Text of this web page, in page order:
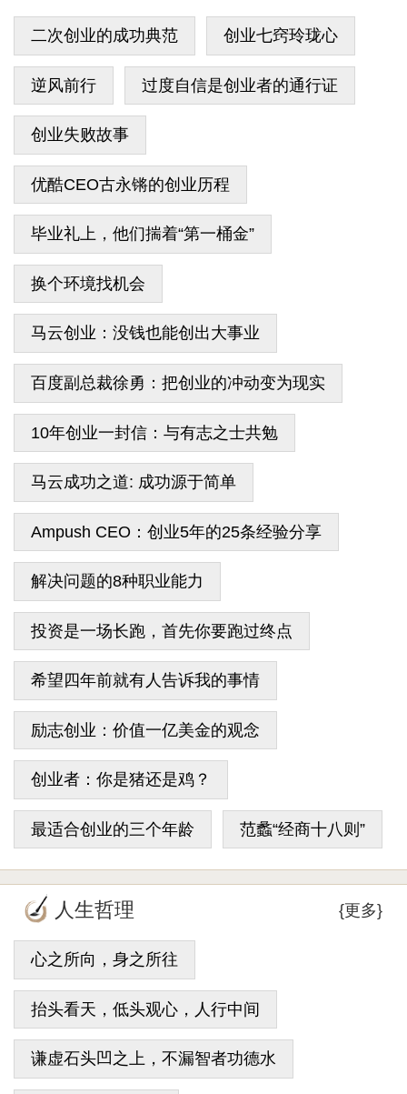
二次创业的成功典范 创业七窍玲珑心
逆风前行 过度自信是创业者的通行证
创业失败故事
优酷CEO古永锵的创业历程
毕业礼上，他们揣着“第一桶金”
换个环境找机会
马云创业：没钱也能创出大事业
百度副总裁徐勇：把创业的冲动变为现实
10年创业一封信：与有志之士共勉
马云成功之道: 成功源于简单
Ampush CEO：创业5年的25条经验分享
解决问题的8种职业能力
投资是一场长跑，首先你要跑过终点
希望四年前就有人告诉我的事情
励志创业：价值一亿美金的观念
创业者：你是猪还是鸡？
最适合创业的三个年龄 范蠡“经商十八则”
人生哲理 {更多}
心之所向，身之所往
抬头看天，低头观心，人行中间
谦虚石头凹之上，不漏智者功德水